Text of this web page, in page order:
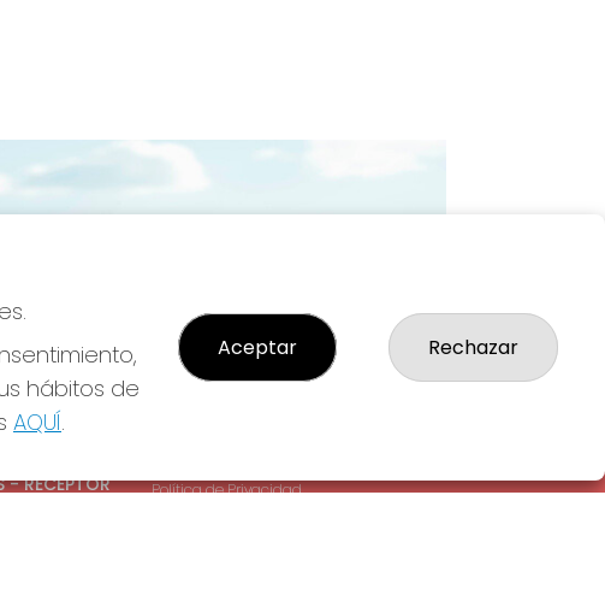
- RECEPTOR
Política de Privacidad
hábitos de
AQUÍ.
Aceptar Rechazar